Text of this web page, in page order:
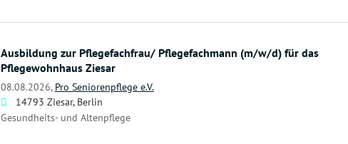
Ausbildung zur Pflegefachfrau/ Pflegefachmann (m/w/d) für das
Pflegewohnhaus Ziesar
08.08.2026, Pro Seniorenpflege e.V.
14793 Ziesar, Berlin
Gesundheits- und Altenpflege